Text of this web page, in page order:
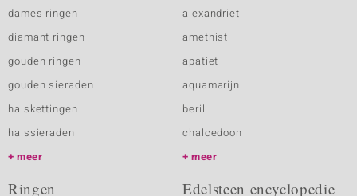
dames ringen
diamant ringen
gouden ringen
gouden sieraden
halskettingen
halssieraden
meer
alexandriet
amethist
apatiet
aquamarijn
beril
chalcedoon
meer
Ringen Edelsteen encyclopedie